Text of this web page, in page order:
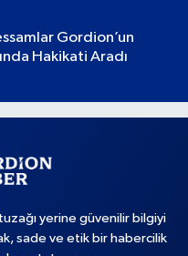
Gordion’un
Hakikati Aradı
yerine güvenilir bilgiyi
sade ve etik bir habercilik